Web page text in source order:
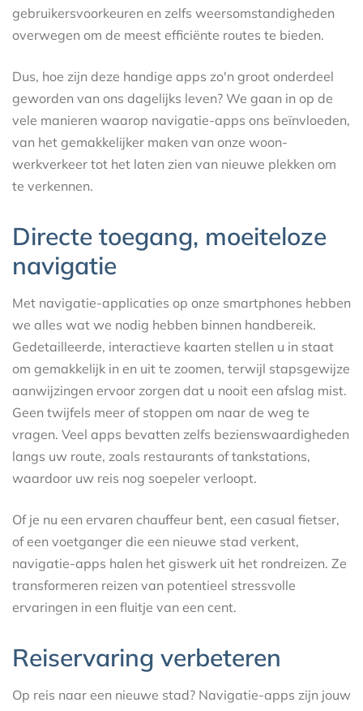
gebruikersvoorkeuren en zelfs weersomstandigheden
overwegen om de meest efficiënte routes te bieden.
Dus, hoe zijn deze handige apps zo'n groot onderdeel
geworden van ons dagelijks leven? We gaan in op de
vele manieren waarop navigatie-apps ons beïnvloeden,
van het gemakkelijker maken van onze woon-
werkverkeer tot het laten zien van nieuwe plekken om
te verkennen.
Directe toegang, moeiteloze
navigatie
Met navigatie-applicaties op onze smartphones hebben
we alles wat we nodig hebben binnen handbereik.
Gedetailleerde, interactieve kaarten stellen u in staat
om gemakkelijk in en uit te zoomen, terwijl stapsgewijze
aanwijzingen ervoor zorgen dat u nooit een afslag mist.
Geen twijfels meer of stoppen om naar de weg te
vragen. Veel apps bevatten zelfs bezienswaardigheden
langs uw route, zoals restaurants of tankstations,
waardoor uw reis nog soepeler verloopt.
Of je nu een ervaren chauffeur bent, een casual fietser,
of een voetganger die een nieuwe stad verkent,
navigatie-apps halen het giswerk uit het rondreizen. Ze
transformeren reizen van potentieel stressvolle
ervaringen in een fluitje van een cent.
Reiservaring verbeteren
Op reis naar een nieuwe stad? Navigatie-apps zijn jouw